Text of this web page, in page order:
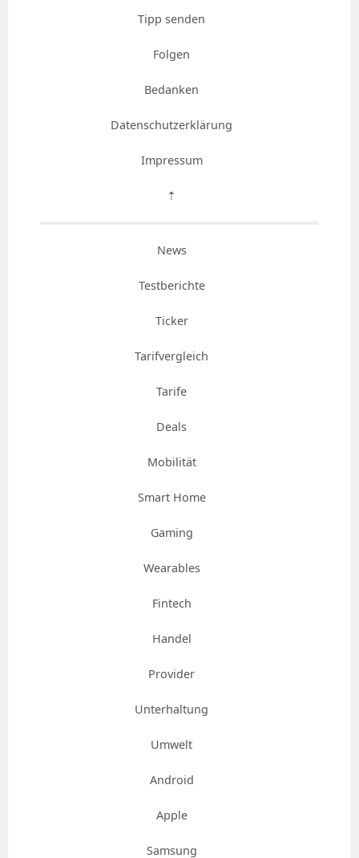
Tipp senden
Folgen
Bedanken
Datenschutzerklärung
Impressum
⇡
News
Testberichte
Ticker
Tarifvergleich
Tarife
Deals
Mobilität
Smart Home
Gaming
Wearables
Fintech
Handel
Provider
Unterhaltung
Umwelt
Android
Apple
Samsung